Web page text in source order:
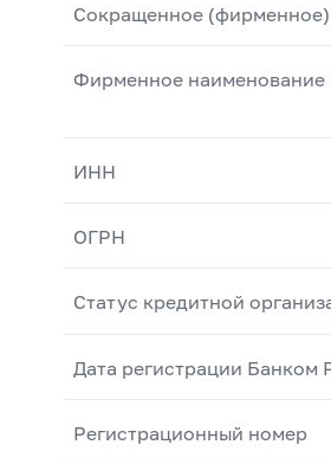
Сокращенное
Фирменное наименование
ИНН
ОГРН
Статус кредитной
Дата регистрации Банком
Регистрационный номер